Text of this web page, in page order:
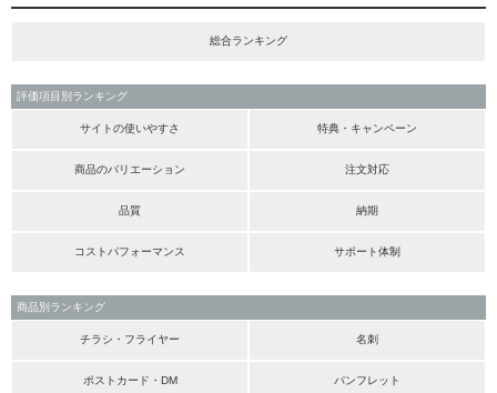
総合ランキング
評価項目別ランキング
サイトの使いやすさ 特典・キャンペーン
商品のバリエーション 注文対応
品質 納期
コストパフォーマンス サポート体制
商品別ランキング
チラシ・フライヤー 名刺
ポストカード・DM パンフレット